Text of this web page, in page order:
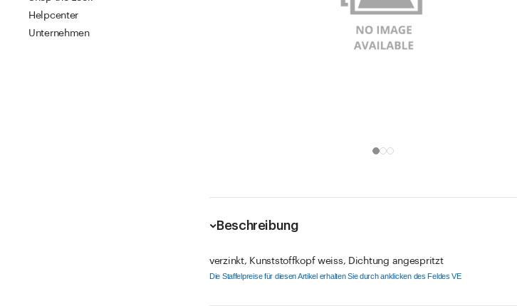
Helpcenter
Unternehmen
Beschreibung
verzinkt, Kunststoffkopf weiss, Dichtung angespritzt
Die Staffelpreise für diesen Artikel erhalten Sie durch anklicken des Feldes VE